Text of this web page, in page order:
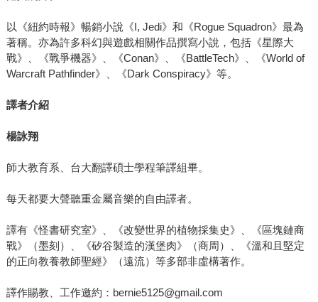
以《紐約時報》暢銷小說《I, Jedi》和《Rogue Squadron》最為
著稱。亦為許多科幻與遊戲相關作品撰寫小說，包括《星際大
戰》、《戰爭機器》、《Conan》、《BattleTech》、《World of
Warcraft Pathfinder》、《Dark Conspiracy》等。
譯者介紹
楊詠翔
師大教育系、台大翻譯碩士學程筆譯組畢。
每天都要大聲聽重金屬音樂的自由譯者。
譯有《怪書研究室》、《改變世界的植物採集史》、《區塊鏈商
戰》（墨刻）、《矽谷製造的漢堡肉》（商周）、《溫和且堅定
的正向教養教師聖經》（遠流）等多部非虛構著作。
譯作賜教、工作邀約：bernie5125@gmail.com